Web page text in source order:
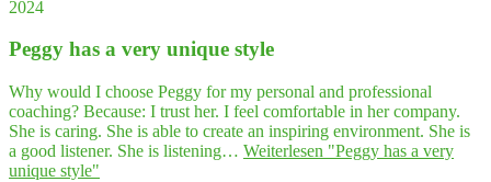
2024
Peg­gy has a very uni­que style
Why would I choose Peggy for my personal and professional
coaching? Because: I trust her. I feel comfortable in her company.
She is caring. She is able to create an inspiring environment. She is
a good listener. She is listening… Weiterlesen "Peg­gy has a very
uni­que style"